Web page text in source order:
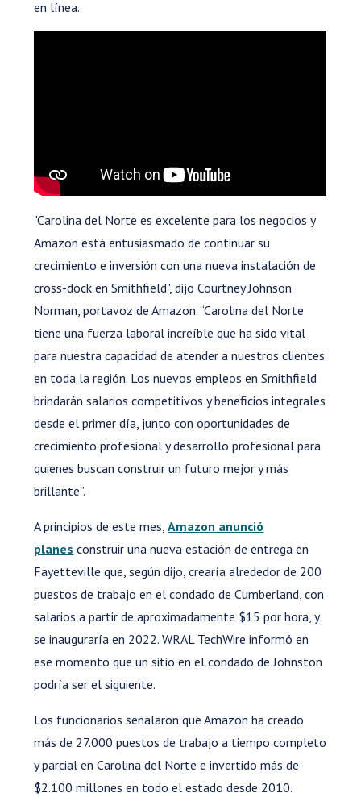
en línea.
"Carolina del Norte es excelente para los negocios y
Amazon está entusiasmado de continuar su
crecimiento e inversión con una nueva instalación de
cross-dock en Smithfield", dijo Courtney Johnson
Norman, portavoz de Amazon. “Carolina del Norte
tiene una fuerza laboral increíble que ha sido vital
para nuestra capacidad de atender a nuestros clientes
en toda la región. Los nuevos empleos en Smithfield
brindarán salarios competitivos y beneficios integrales
desde el primer día, junto con oportunidades de
crecimiento profesional y desarrollo profesional para
quienes buscan construir un futuro mejor y más
brillante”.
A principios de este mes,Amazon anunció
planes construir una nueva estación de entrega en
Fayetteville que, según dijo, crearía alrededor de 200
puestos de trabajo en el condado de Cumberland, con
salarios a partir de aproximadamente $15 por hora, y
se inauguraría en 2022. WRAL TechWire informó en
ese momento que un sitio en el condado de Johnston
podría ser el siguiente.
Los funcionarios señalaron que Amazon ha creado
más de 27.000 puestos de trabajo a tiempo completo
y parcial en Carolina del Norte e invertido más de
$2.100 millones en todo el estado desde 2010.